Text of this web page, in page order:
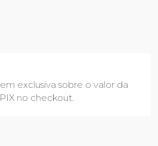
exclusiva sobre o valor da
no checkout.